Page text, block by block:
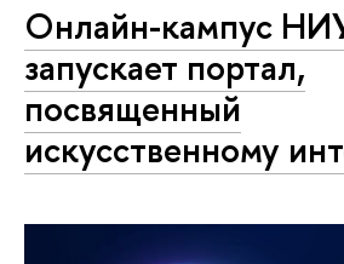
Онлайн-кампус
запускает портал,
посвященный
искусственному